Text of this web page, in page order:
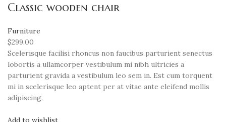
Classic wooden chair
Furniture
$299.00
Scelerisque facilisi rhoncus non faucibus parturient senectus
lobortis a ullamcorper vestibulum mi nibh ultricies a
parturient gravida a vestibulum leo sem in. Est cum torquent
mi in scelerisque leo aptent per at vitae ante eleifend mollis
adipiscing.
Add to wishlist